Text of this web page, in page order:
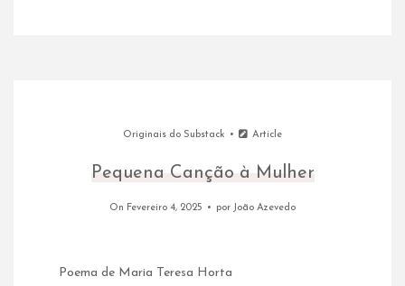
Originais do Substack Article
Pequena Canção à Mulher
On Fevereiro 4, 2025 por João Azevedo
Poema de Maria Teresa Horta